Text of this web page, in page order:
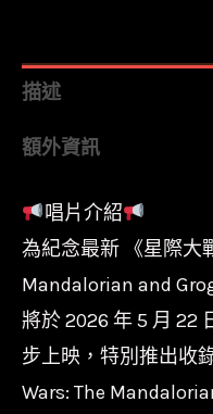
格：
描述
額外資訊
唱片介紹
為紀念最新 《星際大
Mandalorian and
將於 2026 年 5 月 22
步上映，特別推出收
Wars: The